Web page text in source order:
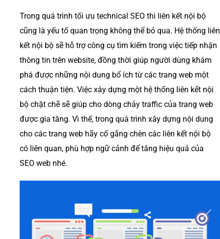
Trong quá trình tối ưu technical SEO thì liên kết nội bộ
cũng là yếu tố quan trọng không thể bỏ qua. Hệ thống liên
kết nội bộ sẽ hỗ trợ công cụ tìm kiếm trong việc tiếp nhận
thông tin trên website, đồng thời giúp người dùng khám
phá được những nội dung bổ ích từ các trang web một
cách thuận tiện. Việc xây dựng một hệ thống liên kết nội
bộ chặt chẽ sẽ giúp cho dòng chảy traffic của trang web
được gia tăng. Vì thế, trong quá trình xây dựng nội dung
cho các trang web hãy cố gắng chèn các liên kết nội bộ
có liên quan, phù hợp ngữ cảnh để tăng hiệu quả của
SEO web nhé.